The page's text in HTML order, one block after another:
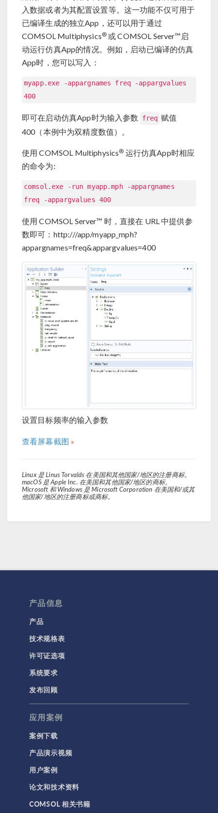
入数据或者为其配置设置等。这一功能不仅可用于
已编译生成的独立App，还可以用于通过
COMSOL Multiphysics® 或 COMSOL Server™启
动运行仿真App的情况。例如，启动已编译的仿真
App时，您可以写入：
myapp.exe -appargnames freq -appargvalues
400
即可在启动仿真App时为输入参数 freq 赋值
400（本例中为双精度数值）。
使用 COMSOL Multiphysics® 运行仿真App时相应
的命令为:
comsol.exe -run myapp.mph -appargnames
freq -appargvalues 400
使用 COMSOL Server™ 时，直接在 URL 中提供参
数即可：http:///app/myapp_mph?
appargnames=freq&appargvalues=400
设置目标频率的输入参数
查看屏幕截图
Linux 是 Linus Torvalds 在美国和其他国家/地区的注册商标。
macOS 是 Apple Inc. 在美国和其他国家/地区的商标。
Microsoft 和 Windows 是 Microsoft Corporation 在美国和/或其
他国家/地区的注册商标或商标。
产品信息
产品
技术规格表
许可证选项
系统要求
发布回顾
应用案例
案例下载
产品演示视频
用户案例
论文和技术资料
COMSOL 相关书籍